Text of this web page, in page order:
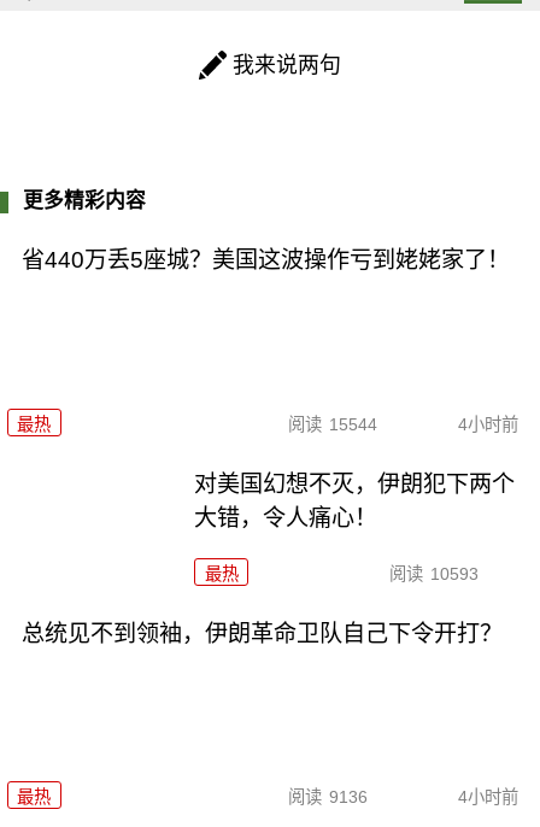
我来说两句
更多精彩内容
省440万丢5座城？美国这波操作亏到姥姥家了！
最热 阅读 15544 4小时前
对美国幻想不灭，伊朗犯下两个
大错，令人痛心！
最热 阅读 10593
总统见不到领袖，伊朗革命卫队自己下令开打？
最热 阅读 9136 4小时前